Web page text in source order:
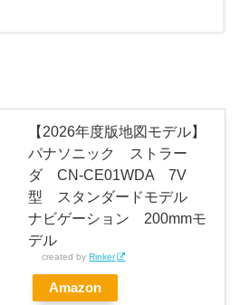
【2026年度版地図モデル】
パナソニック ストラー
ダ CN-CE01WDA 7V
型 スタンダードモデル
ナビゲーション 200mmモ
デル
created byRinker
Amazon